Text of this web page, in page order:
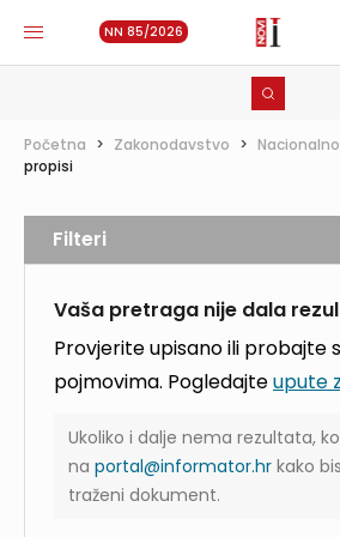
NN 85/2026
Početna > Zakonodavstvo > Nacionalno
propisi
Vaša pretraga nije dala
Provjerite upisano ili probajte
pojmovima. Pogledajteupute
Ukoliko i dalje nema rezultata,
na portal@informator.hr kako
traženi dokument.
Filteri